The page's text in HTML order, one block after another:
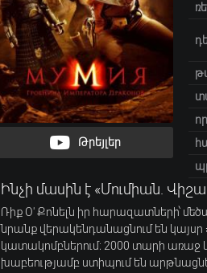
Թրեյլեր
Ինչի մասին է «Մումիան.
Ռիք Օ' Քոնելն իր հարազատների՝
նրանք վերակենդանացնում են
կատակոմբներում։ 2000 տարի
խաբեությամբ ստիպում են